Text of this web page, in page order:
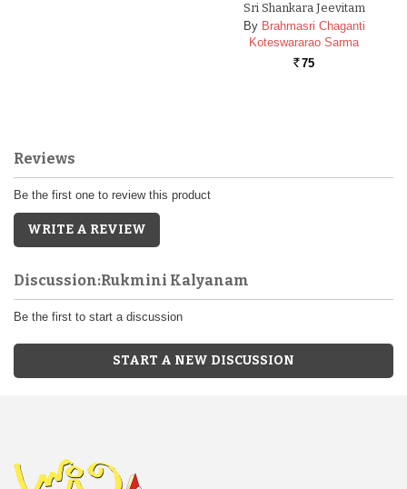
Sri Shankara Jeevitam
By Brahmasri Chaganti
Koteswararao Sarma
Rs. 75
Reviews
Be the first one to review this product
WRITE A REVIEW
Discussion:Rukmini Kalyanam
Be the first to start a discussion
START A NEW DISCUSSION